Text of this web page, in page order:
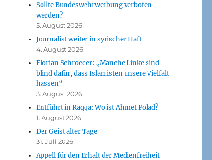
Sollte Bundeswehrwerbung verboten
werden?
5. August 2026
Journalist weiter in syrischer Haft
4. August 2026
Florian Schroeder: „Manche Linke sind
blind dafür, dass Islamisten unsere Vielfalt
hassen“
3. August 2026
Entführt in Raqqa: Wo ist Ahmet Polad?
1. August 2026
Der Geist alter Tage
31. Juli 2026
Appell für den Erhalt der Medienfreiheit